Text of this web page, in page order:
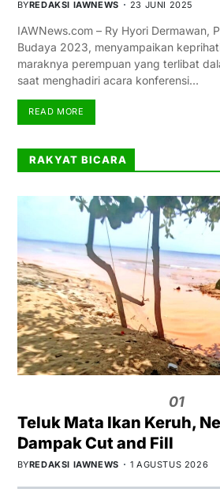
BYREDAKSI IAWNEWS 23 JUNI 2025
IAWNews.com – Ry Hyori Dermawan,
Budaya 2023, menyampaikan
maraknya perempuan yang terlibat
saat menghadiri acara konferensi…
READ MORE
RAKYAT BICARA
01
Teluk Mata Ikan Keruh,
Dampak Cut and Fill
BYREDAKSI IAWNEWS 1 AGUSTUS 2026